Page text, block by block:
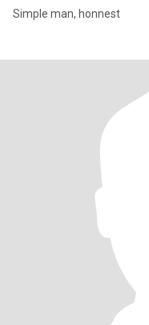
Simple man, honnest